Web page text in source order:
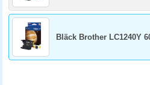
Bläck Brother LC1240Y